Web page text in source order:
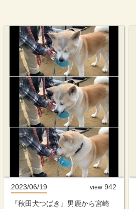
2023/06/19
『秋田犬つばき』男鹿から宮崎
view 942